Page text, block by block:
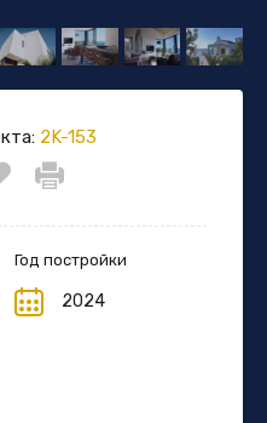
2K-153
Год постройки
2024